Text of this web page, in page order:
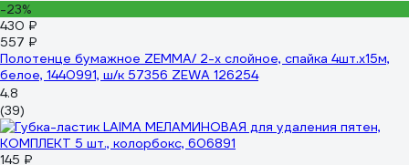
-23%
430 ₽
557 ₽
Полотенце бумажное ZEMMA/ 2-х слойное, спайка 4шт.х15м,
белое, 1440991, ш/к 57356 ZEWA 126254
4.8
(39)
145 ₽